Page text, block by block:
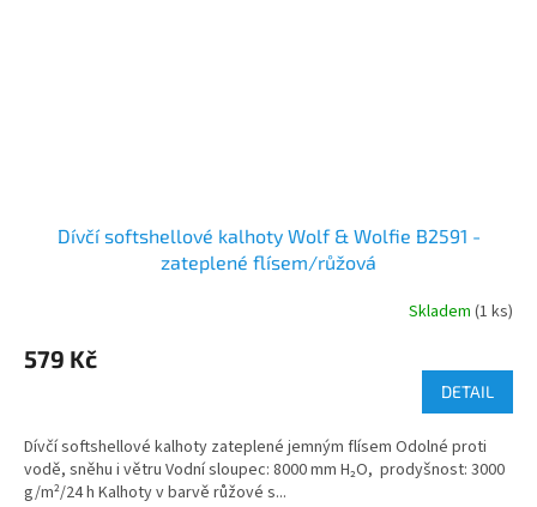
Dívčí softshellové kalhoty Wolf & Wolfie B2591 -
zateplené flísem/růžová
Skladem (1 ks)
579 Kč
DETAIL
Dívčí softshellové kalhoty zateplené jemným flísem Odolné proti
vodě, sněhu i větru Vodní sloupec: 8000 mm H₂O, prodyšnost: 3000
g/m²/24 h Kalhoty v barvě růžové s...